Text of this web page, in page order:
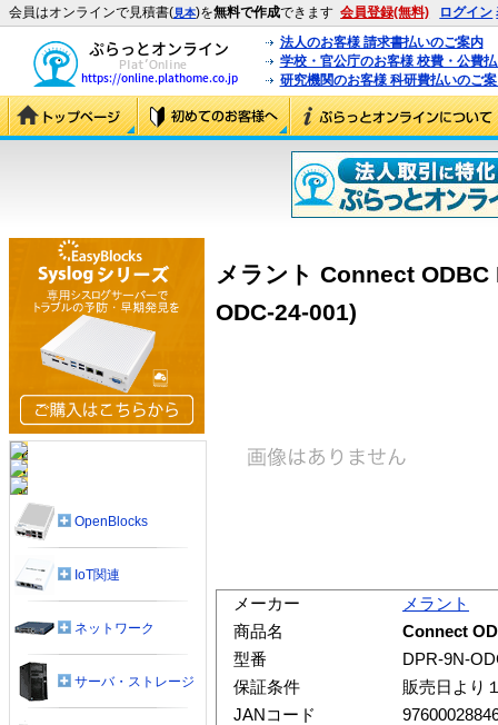
会員はオンラインで見積書(見本)を無料で作成できます 会員登録(無料) ログイン
法人のお客様 請求書払いのご案内
学校・官公庁のお客様 校費・公費
研究機関のお客様 科研費払いのご
メラント Connect
ODC-24-001)
メーカー
メラント
商品名
Connect
型番
DPR-9N-
保証条件
販売日より
JANコード
OpenBlocks
IoT関連
ネットワーク
サーバ・ストレージ